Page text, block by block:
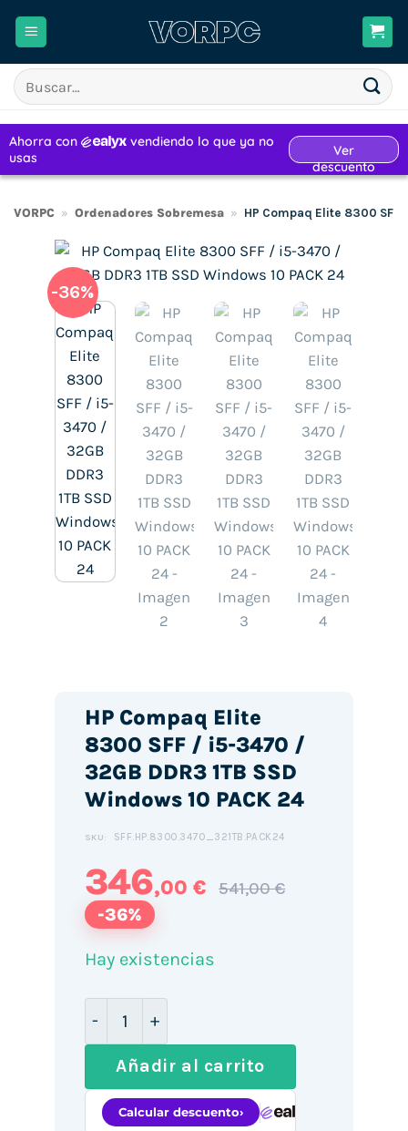
Buscar
por:
VORPC » Ordenadores Sobremesa » HP Compaq Elite 8300 SFF
-36%
HP Compaq Elite
8300 SFF / i5-3470 /
32GB DDR3 1TB SSD
Windows 10 PACK 24
SKU: SFF.HP.8300.3470_321TB.PACK24
346,00 € 541,00 €
-36%
Hay existencias
Añadir al carrito